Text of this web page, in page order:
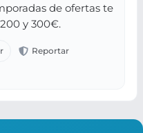
de ofertas te
y 300€.